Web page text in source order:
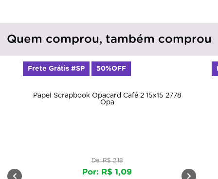
Quem comprou, também comprou
Papel Scrapbook Opacard Café 2 15x15 2778
Opa
De: R$ 2,18
Por: R$ 1,09
Frete Grátis #SP 50%OFF